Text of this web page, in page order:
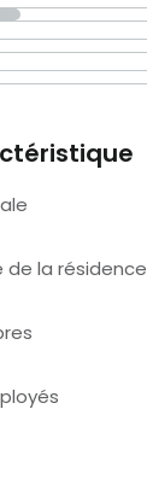
de la résidence